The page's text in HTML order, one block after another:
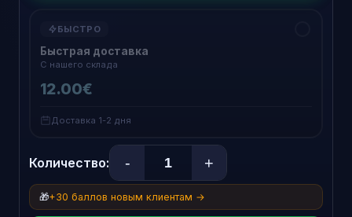
БЫСТРО
Быстрая доставка
С нашего склада
12.00€
Доставка 1-2 дня
Количество: - +
🎁+30 баллов новым клиентам →